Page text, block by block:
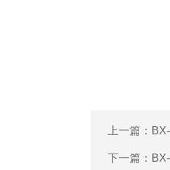
上一篇：
下一篇：